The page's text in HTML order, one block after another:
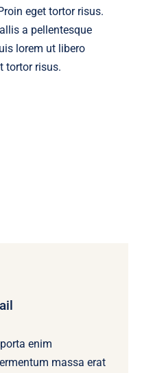
eget tortor risus.
a pellentesque
lorem ut libero
tortor risus.
enim
massa erat